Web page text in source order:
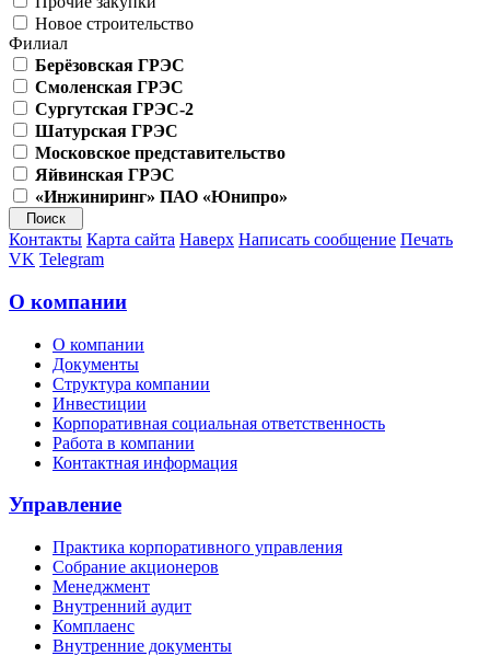
Новое строительство
Филиал
Берёзовская ГРЭС
Смоленская ГРЭС
Сургутская ГРЭС-2
Шатурская ГРЭС
Московское представительство
Яйвинская ГРЭС
«Инжиниринг» ПАО «Юнипро»
Контакты Карта сайта Наверх Написать сообщение Печать
VK Telegram
О компании
О компании
Документы
Структура компании
Инвестиции
Корпоративная социальная ответственность
Работа в компании
Контактная информация
Управление
Практика корпоративного управления
Собрание акционеров
Менеджмент
Внутренний аудит
Комплаенс
Внутренние документы